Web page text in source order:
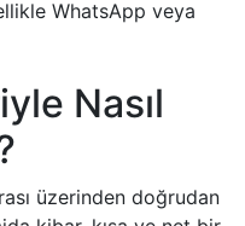
WhatsApp veya
Nasıl
üzerinden doğrudan